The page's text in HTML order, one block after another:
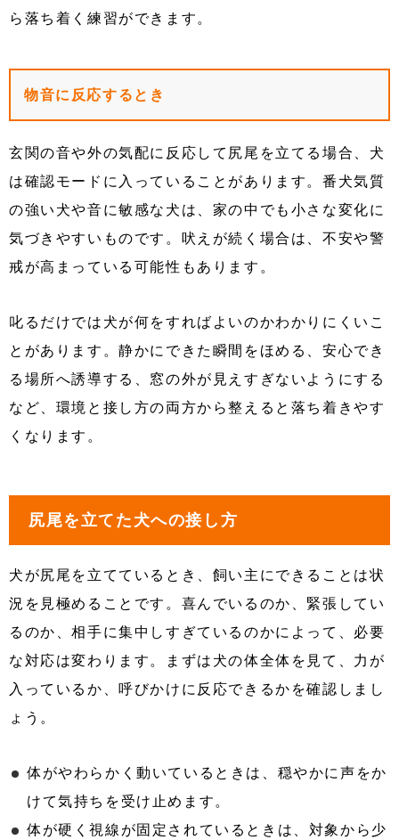
ら落ち着く練習ができます。
物音に反応するとき
玄関の音や外の気配に反応して尻尾を立てる場合、犬
は確認モードに入っていることがあります。番犬気質
の強い犬や音に敏感な犬は、家の中でも小さな変化に
気づきやすいものです。吠えが続く場合は、不安や警
戒が高まっている可能性もあります。
叱るだけでは犬が何をすればよいのかわかりにくいこ
とがあります。静かにできた瞬間をほめる、安心でき
る場所へ誘導する、窓の外が見えすぎないようにする
など、環境と接し方の両方から整えると落ち着きやす
くなります。
尻尾を立てた犬への接し方
犬が尻尾を立てているとき、飼い主にできることは状
況を見極めることです。喜んでいるのか、緊張してい
るのか、相手に集中しすぎているのかによって、必要
な対応は変わります。まずは犬の体全体を見て、力が
入っているか、呼びかけに反応できるかを確認しまし
ょう。
体がやわらかく動いているときは、穏やかに声をか
けて気持ちを受け止めます。
体が硬く視線が固定されているときは、対象から少